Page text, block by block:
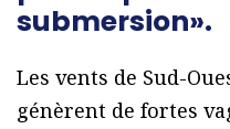
submersion».
Les vents de Sud-
génèrent de fortes